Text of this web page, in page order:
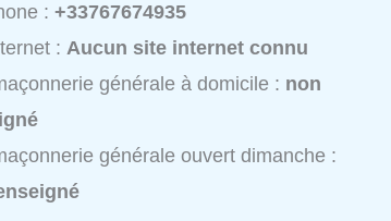
:+33767674935
:Aucun site internet connu
générale à domicile : non
générale ouvert dimanche :